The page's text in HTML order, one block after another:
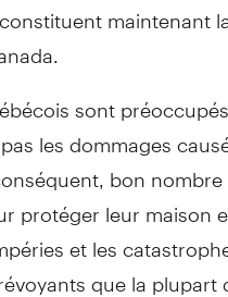
maintenant
sont
les dommages
bon
protéger leur maison
et les
que la plupart